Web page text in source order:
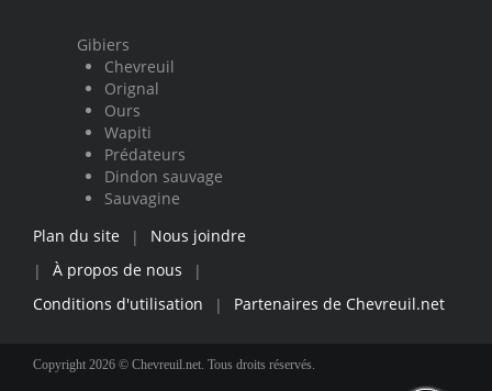
Gibiers
Chevreuil
Orignal
Ours
Wapiti
Prédateurs
Dindon sauvage
Sauvagine
Plan du site
|
Nous joindre
|
À propos de nous
|
Conditions d'utilisation
| Partenaires de Chevreuil.net
Copyright 2026 © Chevreuil.net. Tous droits réservés.